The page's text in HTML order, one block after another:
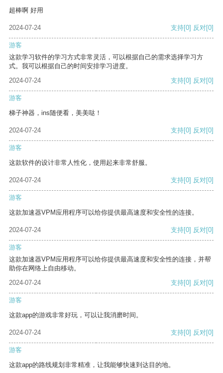
超棒啊 好用
2024-07-24 支持[0] 反对[0]
游客
这款学习软件的学习方式非常灵活，可以根据自己的需求选择学习方
式。我可以根据自己的时间安排学习进度。
2024-07-24
支持[0] 反对[0]
游客
梯子神器，ins随便看，美美哒！
2024-07-24 支持[0] 反对[0]
游客
这款软件的设计非常人性化，使用起来非常舒服。
2024-07-24 支持[0] 反对[0]
游客
这款加速器VPM应用程序可以给你提供最高速度和安全性的连接。
2024-07-24 支持[0] 反对[0]
游客
这款加速器VPM应用程序可以给你提供最高速度和安全性的连接，并帮
助你在网络上自由移动。
2024-07-24
支持[0] 反对[0]
游客
这款app的游戏非常好玩，可以让我消磨时间。
2024-07-24 支持[0] 反对[0]
游客
这款app的路线规划非常精准，让我能够快速到达目的地。